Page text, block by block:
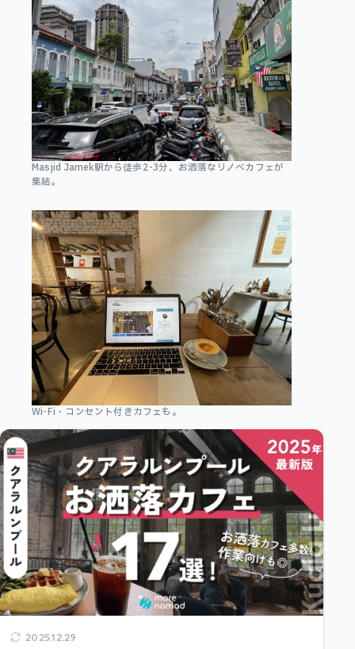
Masjid Jamek駅から徒歩2-3分、お洒落なリノベカフェが
集結。
Wi-Fi・コンセント付きカフェも。
2025.12.29